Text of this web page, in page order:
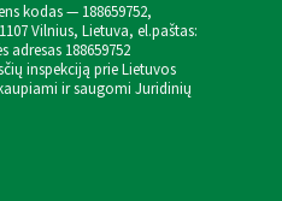
kodas — 188659752,
Vilnius, Lietuva, el.paštas:
adresas 188659752
inspekciją prie Lietuvos
ir saugomi Juridinių